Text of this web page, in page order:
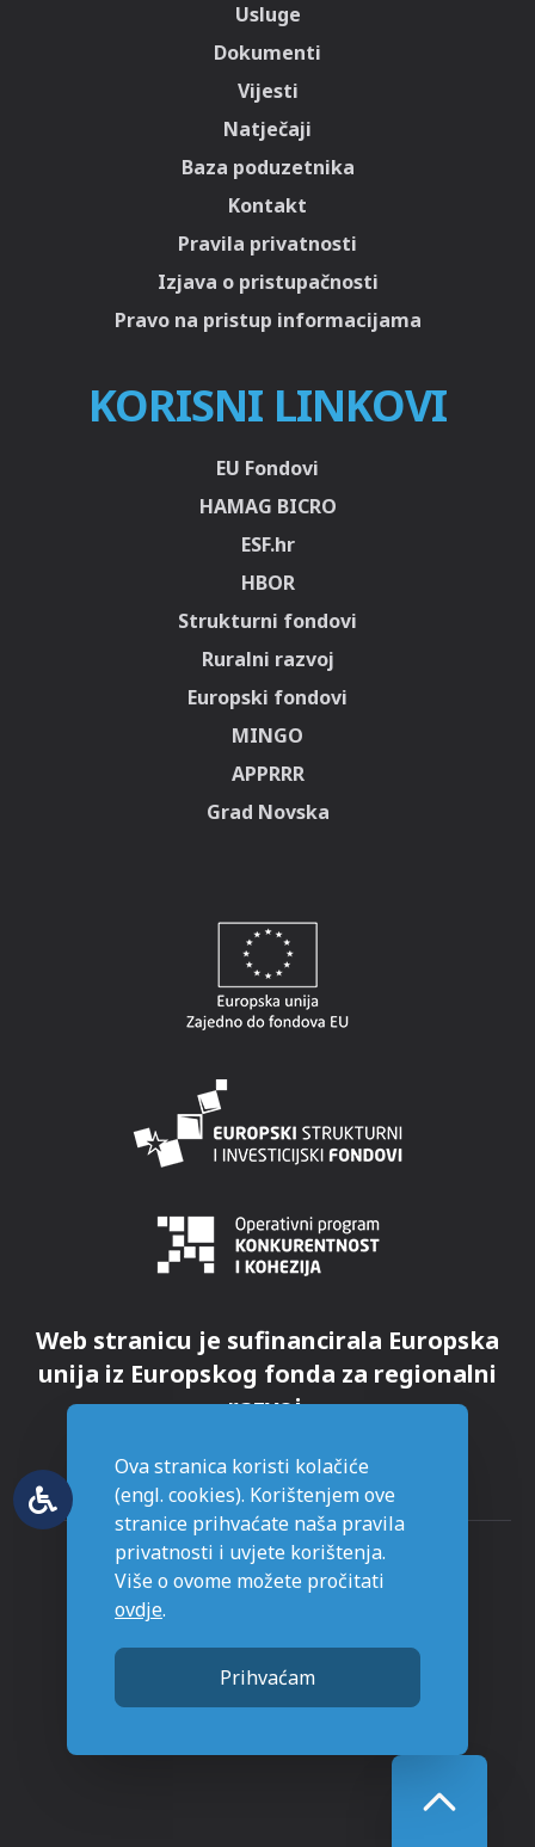
Usluge
Dokumenti
Vijesti
Natječaji
Baza poduzetnika
Kontakt
Pravila privatnosti
Izjava o pristupačnosti
Pravo na pristup informacijama
KORISNI LINKOVI
EU Fondovi
HAMAG BICRO
ESF.hr
HBOR
Strukturni fondovi
Ruralni razvoj
Europski fondovi
MINGO
APPRRR
Grad Novska
Web stranicu je sufinancirala Europska
unija iz Europskog fonda za regionalni
razvoj.
Stranice napravljene sa
Ova stranica koristi kolačiće
(engl. cookies). Korištenjem ove
stranice prihvaćate naša pravila
privatnosti i uvjete korištenja.
Više o ovome možete pročitati
ovdje.
Prihvaćam